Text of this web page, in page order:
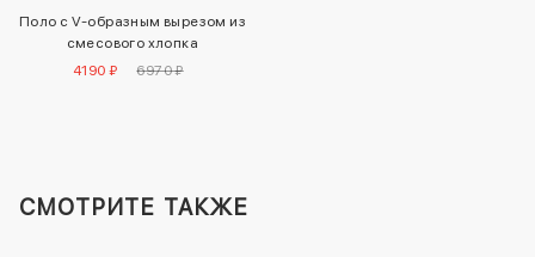
Поло с V-образным вырезом из
смесового хлопка
4190 ₽
6970 ₽
СМОТРИТЕ ТАКЖЕ